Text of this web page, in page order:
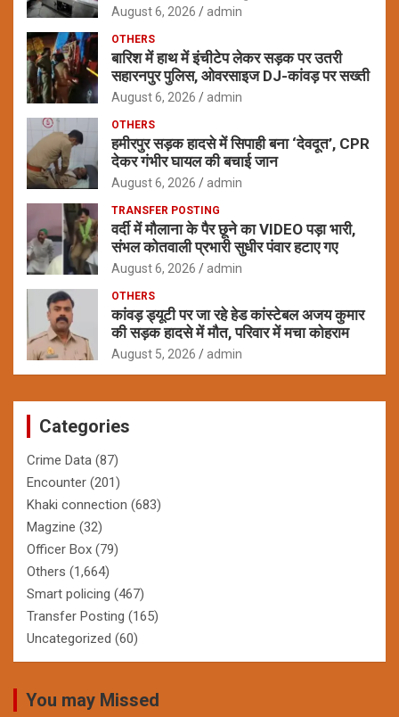
August 6, 2026 admin
OTHERS
बारिश में हाथ में इंचीटेप लेकर सड़क पर उतरी
सहारनपुर पुलिस, ओवरसाइज DJ-कांवड़ पर सख्ती
August 6, 2026 admin
OTHERS
हमीरपुर सड़क हादसे में सिपाही बना ‘देवदूत’, CPR
देकर गंभीर घायल की बचाई जान
August 6, 2026 admin
TRANSFER POSTING
वर्दी में मौलाना के पैर छूने का VIDEO पड़ा भारी,
संभल कोतवाली प्रभारी सुधीर पंवार हटाए गए
August 6, 2026 admin
OTHERS
कांवड़ ड्यूटी पर जा रहे हेड कांस्टेबल अजय कुमार
की सड़क हादसे में मौत, परिवार में मचा कोहराम
August 5, 2026 admin
Categories
Crime Data (87)
Encounter (201)
Khaki connection (683)
Magzine (32)
Officer Box (79)
Others (1,664)
Smart policing (467)
Transfer Posting (165)
Uncategorized (60)
You may Missed